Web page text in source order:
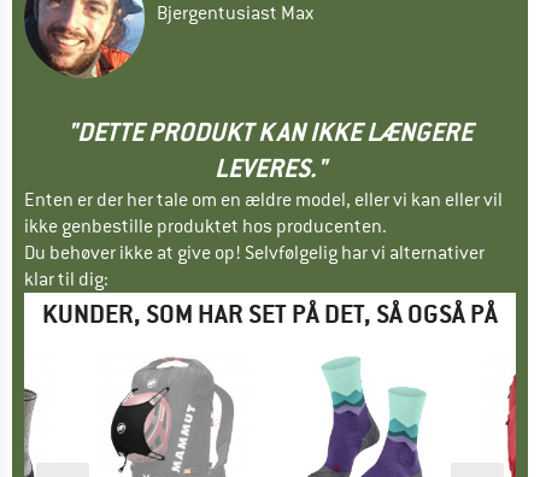
Bjergentusiast Max
"DETTE PRODUKT KAN IKKE LÆNGERE
LEVERES."
Enten er der her tale om en ældre model, eller vi kan eller vil
ikke genbestille produktet hos producenten.
Du behøver ikke at give op! Selvfølgelig har vi alternativer
klar til dig:
KUNDER, SOM HAR SET PÅ DET, SÅ OGSÅ PÅ